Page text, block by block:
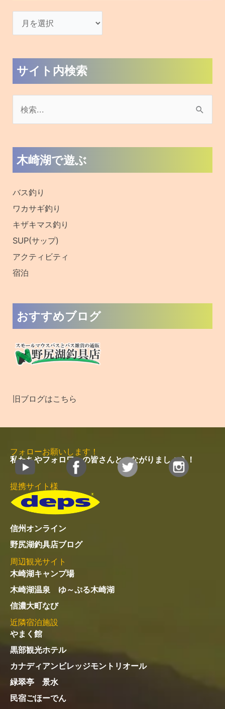
サイト内検索
象
木崎湖で遊ぶ
バス釣り
ワカサギ釣り
キザキマス釣り
SUP(サップ)
アクティビティ
宿泊
おすすめブログ
旧ブログはこちら
フォローお願いします！
私たちやフォロワーの皆さんとつながりましょう！
提携サイト様
信州オンライン
野尻湖釣具店ブログ
周辺観光サイト
木崎湖キャンプ場
木崎湖温泉 ゆ～ぷる木崎湖
信濃大町なび
近隣宿泊施設
やまく館
黒部観光ホテル
カナディアンビレッジモントリオール
緑翠亭 景水
民宿ごほーでん